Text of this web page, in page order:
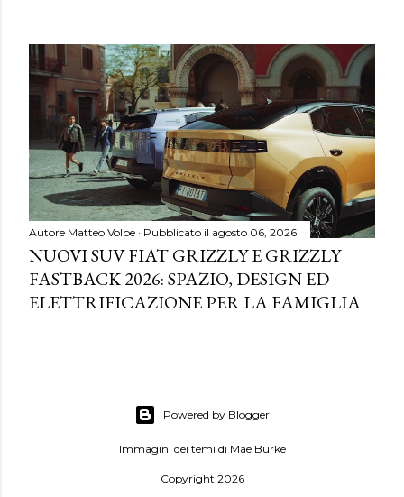
Autore Matteo Volpe Pubblicato il agosto 06, 2026
NUOVI SUV FIAT GRIZZLY E GRIZZLY
FASTBACK 2026: SPAZIO, DESIGN ED
ELETTRIFICAZIONE PER LA FAMIGLIA
Powered by Blogger
Immagini dei temi di Mae Burke
Copyright 2026